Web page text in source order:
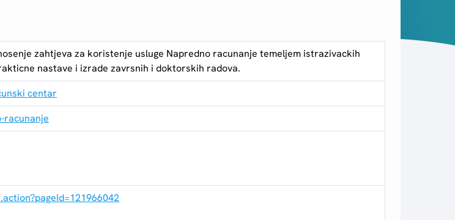
zahtjeva za koristenje usluge Napredno racunanje temeljem istrazivackih
nastave i izrade zavrsnih i doktorskih radova.
centar
racunanje